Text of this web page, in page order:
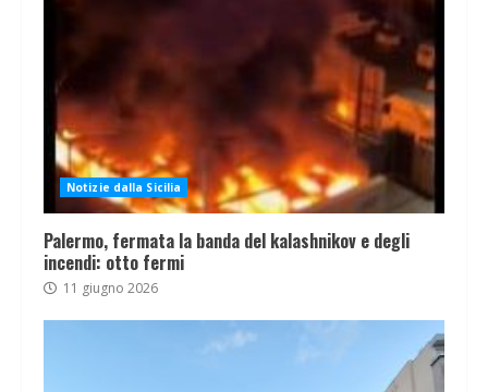
Notizie dalla Sicilia
Palermo, fermata la banda del kalashnikov e degli
incendi: otto fermi
11 giugno 2026